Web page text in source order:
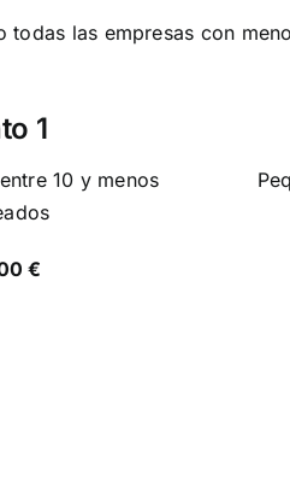
las empresas con
1
10 y menos
€